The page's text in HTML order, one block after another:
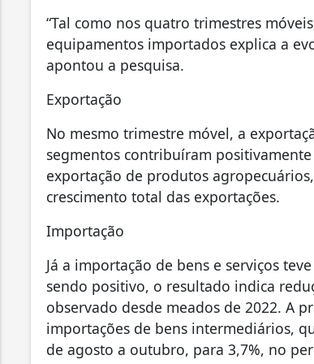
“Tal como nos quatro trimestres
equipamentos importados explica a
apontou a pesquisa.
Exportação
No mesmo trimestre móvel, a
segmentos contribuíram
exportação de produtos
crescimento total das exportações.
Importação
Já a importação de bens e serviços
sendo positivo, o resultado indica
observado desde meados de 2022. A
importações de bens intermediários,
de agosto a outubro, para 3,7%, no